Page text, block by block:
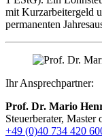
mit Kurzarbeitergeld
permanenten
Ihr Ansprechpartner:
Prof. Dr. Mario
Steuerberater, Master
+49 (0)40 734 420